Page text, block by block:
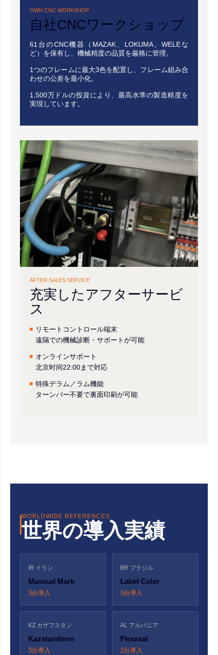
OWN CNC WORKSHOP
自社CNCワークショップ
61台のCNC機器（MAZAK、LOKUMA、WELEな
ど）を保有し、機械精度の品質を厳格に管理。
1つのフレームに最大3色を配置し、フレーム組み合
わせの公差を最小化。
1,500万ドルの投資により、最高水準の製造精度を
実現しています。
AFTER-SALES SERVICE
充実したアフターサービ
ス
リモートコントロール端末
遠隔での機械診断・サポートが可能
オンラインサポート
北京时间22:00まで対応
特殊デラム／ラム機能
ターンバー不要で裏面印刷が可能
WORLDWIDE REFERENCES
世界の導入実績
IR イラン
Masoud Mark
3台導入
BR ブラジル
Label Color
3台導入
KZ カザフスタン
Kazstainform
3台導入
AL アルバニア
Flexexal
2台導入